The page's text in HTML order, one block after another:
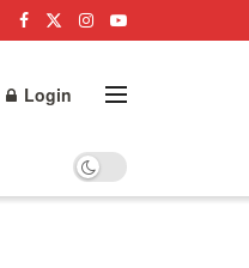
Login